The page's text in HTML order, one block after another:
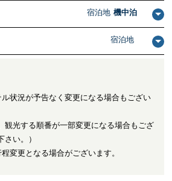
宿泊地 機中泊
宿泊地
状況が予告なく変更になる場合もござい
観光する順番が一部変更になる場合もござ
い。）
変更となる場合がございます。